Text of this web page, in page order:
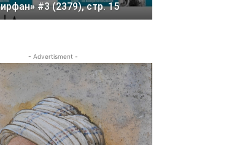
ирфан» #3 (2379), стр. 15
- Advertisment -